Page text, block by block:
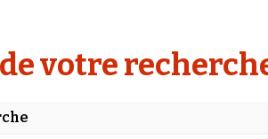
votre